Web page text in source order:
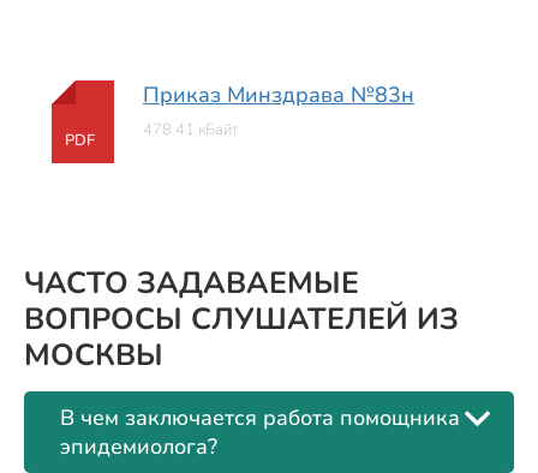
PDF
Приказ Минздрава №83н
478.41 кБайт
ЧАСТО ЗАДАВАЕМЫЕ
ВОПРОСЫ СЛУШАТЕЛЕЙ ИЗ
МОСКВЫ
В чем заключается работа помощника
эпидемиолога?